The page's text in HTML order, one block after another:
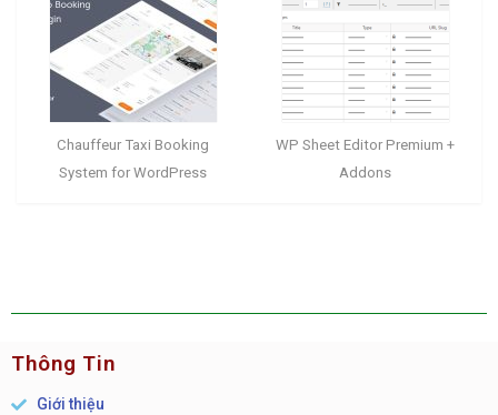
Chauffeur Taxi Booking
System for WordPress
WP Sheet Editor Premium +
Addons
Thông Tin
Giới thiệu